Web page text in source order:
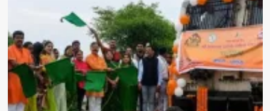
एकजुटता
सामाजिक
विकास
की
बड़ी
शक्ति